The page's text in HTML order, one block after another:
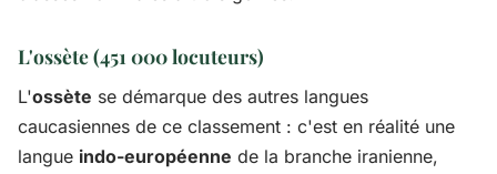
L'ossète (451 000 locuteurs)
L'ossète se démarque des autres langues
caucasiennes de ce classement : c'est en réalité une
langue indo-européenne de la branche iranienne,